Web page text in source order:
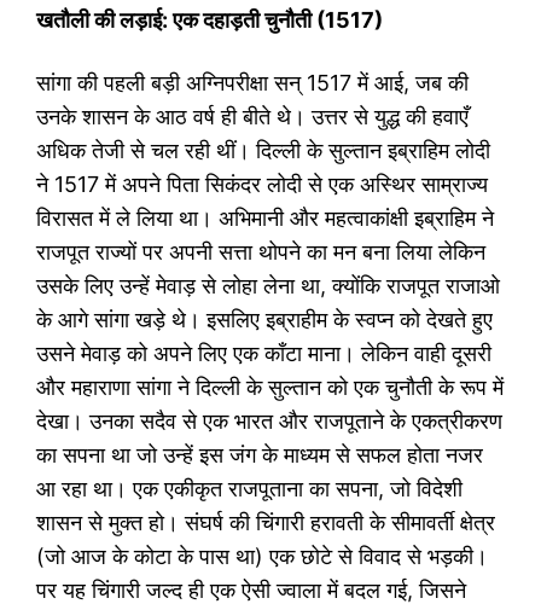
खतौली की लड़ाई: एक दहाड़ती चुनौती (1517)
सांगा की पहली बड़ी अग्निपरीक्षा सन् 1517 में आई, जब की
उनके शासन के आठ वर्ष ही बीते थे। उत्तर से युद्ध की हवाएँ
अधिक तेजी से चल रही थीं। दिल्ली के सुल्तान इब्राहिम लोदी
ने 1517 में अपने पिता सिकंदर लोदी से एक अस्थिर साम्राज्य
विरासत में ले लिया था। अभिमानी और महत्वाकांक्षी इब्राहिम ने
राजपूत राज्यों पर अपनी सत्ता थोपने का मन बना लिया लेकिन
उसके लिए उन्हें मेवाड़ से लोहा लेना था, क्योंकि राजपूत राजाओ
के आगे सांगा खड़े थे। इसलिए इब्राहीम के स्वप्न को देखते हुए
उसने मेवाड़ को अपने लिए एक काँटा माना। लेकिन वाही दूसरी
और महाराणा सांगा ने दिल्ली के सुल्तान को एक चुनौती के रूप में
देखा। उनका सदैव से एक भारत और राजपूताने के एकत्रीकरण
का सपना था जो उन्हें इस जंग के माध्यम से सफल होता नजर
आ रहा था। एक एकीकृत राजपूताना का सपना, जो विदेशी
शासन से मुक्त हो। संघर्ष की चिंगारी हरावती के सीमावर्ती क्षेत्र
(जो आज के कोटा के पास था) एक छोटे से विवाद से भड़की।
पर यह चिंगारी जल्द ही एक ऐसी ज्वाला में बदल गई, जिसने